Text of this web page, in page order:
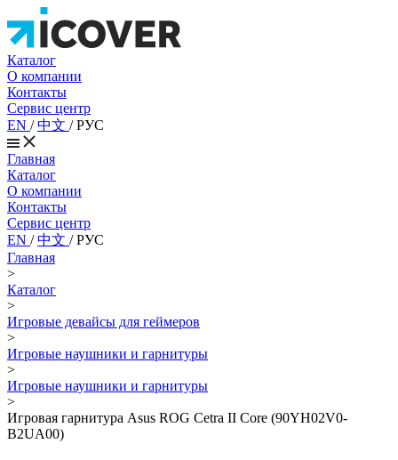
Каталог
О компании
Контакты
Сервис центр
EN /中文 /РУС
Главная
Каталог
О компании
Контакты
Сервис центр
EN /中文 /РУС
Главная
>
Каталог
>
Игровые девайсы для геймеров
>
Игровые наушники и гарнитуры
>
Игровые наушники и гарнитуры
>
Игровая гарнитура Asus ROG Cetra II Core (90YH02V0-
B2UA00)